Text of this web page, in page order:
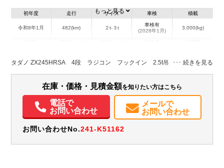
初年度
令和8年1月
走行
482(km)
サイズ
２t-３t
車検
車検有
(2028年1月)
積載
3,000(kg)
群馬県
W:1,790
H:380
W:1,890
H:2,620
無
装備情報
エアコン パワステ パワーウィンドウ エアバッグ
集中ドアロック
電動格納ミラー
バックモニター
取扱説明書（一部含む）
メンテナンスノート（保証書）
もっと見る
タダノ ZX245HRSA 4段 ラジコン フックイン 2.5t吊り ショート
在庫・価格・見積金額を知りたい方はこちら
電話で
お問い合わせ
メールで
お問い合わせ
お問い合わせNo.241-K51162